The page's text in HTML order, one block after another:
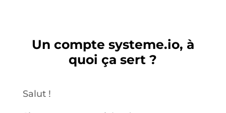
Un compte systeme.io, à
quoi ça sert ?
Salut !